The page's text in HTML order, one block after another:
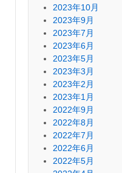
2023年10月
2023年9月
2023年7月
2023年6月
2023年5月
2023年3月
2023年2月
2023年1月
2022年9月
2022年8月
2022年7月
2022年6月
2022年5月